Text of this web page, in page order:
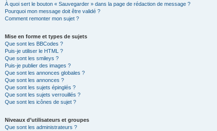
À quoi sert le bouton « Sauvegarder » dans la page de rédaction de message ?
Pourquoi mon message doit être validé ?
Comment remonter mon sujet ?
Mise en forme et types de sujets
Que sont les BBCodes ?
Puis-je utiliser le HTML ?
Que sont les smileys ?
Puis-je publier des images ?
Que sont les annonces globales ?
Que sont les annonces ?
Que sont les sujets épinglés ?
Que sont les sujets verrouillés ?
Que sont les icônes de sujet ?
Niveaux d’utilisateurs et groupes
Que sont les administrateurs ?